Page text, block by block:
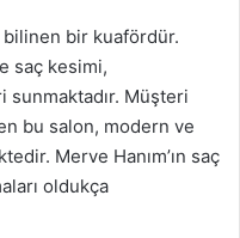
bilinen bir kuafördür.
saç kesimi,
sunmaktadır. Müşteri
bu salon, modern ve
Merve Hanım’ın saç
oldukça